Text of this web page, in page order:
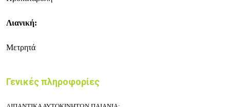
Λιανική:
Μετρητά
Γενικές πληροφορίες